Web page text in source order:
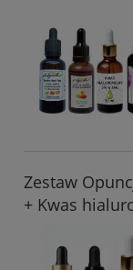
Zestaw
+ Kwas